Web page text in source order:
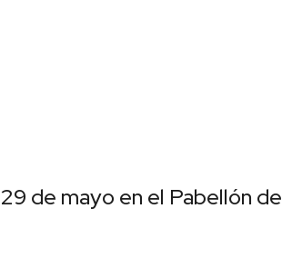
de mayo en el Pabellón de